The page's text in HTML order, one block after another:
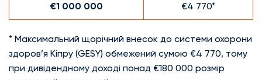
€1 000 000 €4 770*
* Максимальний щорічний внесок до системи охорони
здоров’я Кіпру (GESY) обмежений сумою €4 770, тому
при дивідендному доході понад €180 000 розмір